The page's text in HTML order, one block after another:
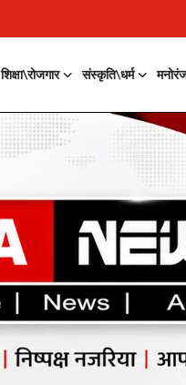
शिक्षा\रोजगार संस्कृति\धर्म